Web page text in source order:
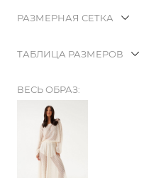
РАЗМЕРНАЯ СЕТКА
ТАБЛИЦА РАЗМЕРОВ
ВЕСЬ ОБРАЗ: